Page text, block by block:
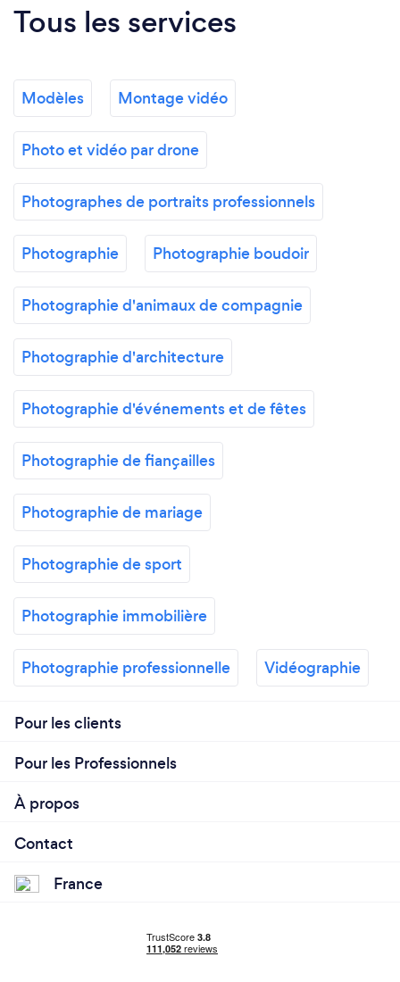
Tous les services
Modèles Montage vidéo
Photo et vidéo par drone
Photographes de portraits professionnels
Photographie Photographie boudoir
Photographie d'animaux de compagnie
Photographie d'architecture
Photographie d'événements et de fêtes
Photographie de fiançailles
Photographie de mariage
Photographie de sport
Photographie immobilière
Photographie professionnelle Vidéographie
Pour les clients
Pour les Professionnels
À propos
Contact
France